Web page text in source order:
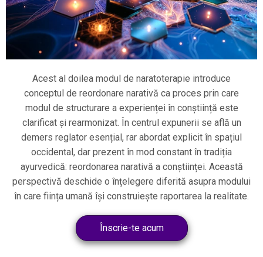
Acest al doilea modul de naratoterapie introduce
conceptul de reordonare narativă ca proces prin care
modul de structurare a experienței în conștiință este
clarificat și rearmonizat. În centrul expunerii se află un
demers reglator esențial, rar abordat explicit în spațiul
occidental, dar prezent în mod constant în tradiția
ayurvedică: reordonarea narativă a conștiinței. Această
perspectivă deschide o înțelegere diferită asupra modului
în care ființa umană își construiește raportarea la realitate.
Înscrie-te acum